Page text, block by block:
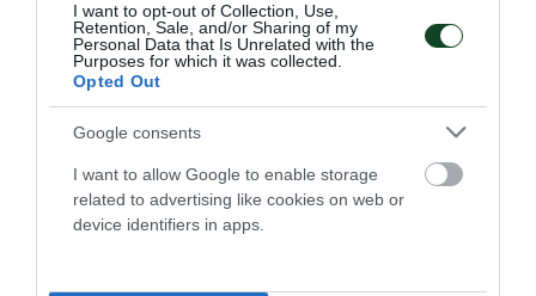
I want to opt-out of Collection, Use,
Retention, Sale, and/or Sharing of my
Personal Data that Is Unrelated with the
Purposes for which it was collected.
Opted Out
Google consents
I want to allow Google to enable storage
related to advertising like cookies on web or
device identifiers in apps.